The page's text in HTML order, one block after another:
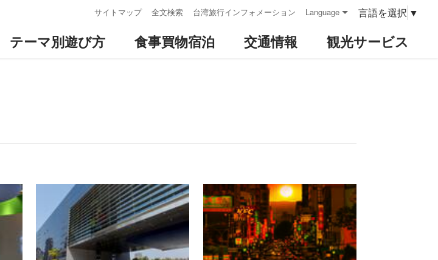
サイトマップ 全文検索 台湾旅行インフォメーション Language 言語を選択 ▼
テーマ別遊び方 食事買物宿泊 交通情報 観光サービス